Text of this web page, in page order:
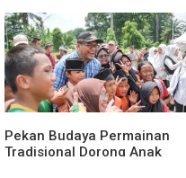
Pekan Budaya Permainan
Tradisional Dorong Anak